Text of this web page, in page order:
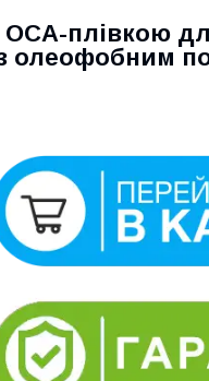
плівкою
олеофобним